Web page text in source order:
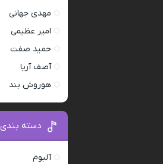
مهدی جهانی
امیر عظیمی
حمید صفت
آصف آریا
هوروش بند
دسته بندی
آلبوم